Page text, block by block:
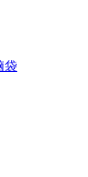
袋